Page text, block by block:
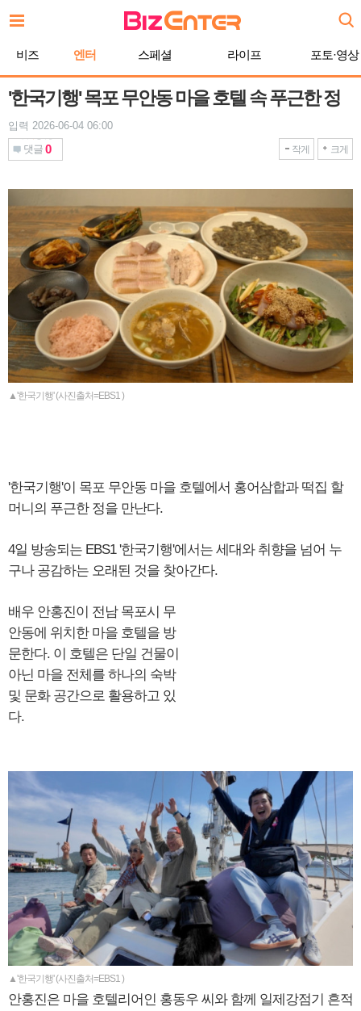
문
비즈 엔터 스페셜 라이프 포토·영상
'한국기행' 목포 무안동 마을 호텔 속 푸근한 정
입력 2026-06-04 06:00
댓글 0 작게 크게
▲'한국기행' (사진출처=EBS1 )
'한국기행'이 목포 무안동 마을 호텔에서 홍어삼합과 떡집 할
머니의 푸근한 정을 만난다.
4일 방송되는 EBS1 '한국기행'에서는 세대와 취향을 넘어 누
구나 공감하는 오래된 것을 찾아간다.
배우 안홍진이 전남 목포시 무
안동에 위치한 마을 호텔을 방
문한다. 이 호텔은 단일 건물이
아닌 마을 전체를 하나의 숙박
및 문화 공간으로 활용하고 있
다.
▲'한국기행' (사진출처=EBS1 )
안홍진은 마을 호텔리어인 홍동우 씨와 함께 일제강점기 흔적